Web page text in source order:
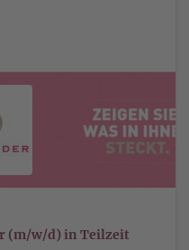
(m/w/d) in Teilzeit